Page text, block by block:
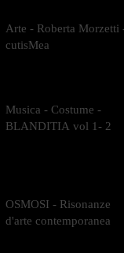
Arte - Roberta Morzetti
cutisMea
Musica - Costume -
BLANDITIA vol 1- 2
OSMOSI - Risonanze
d'arte contemporanea